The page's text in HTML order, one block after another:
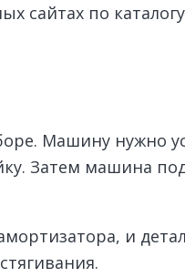
сайтах по
Машину нужно
Затем машина
и